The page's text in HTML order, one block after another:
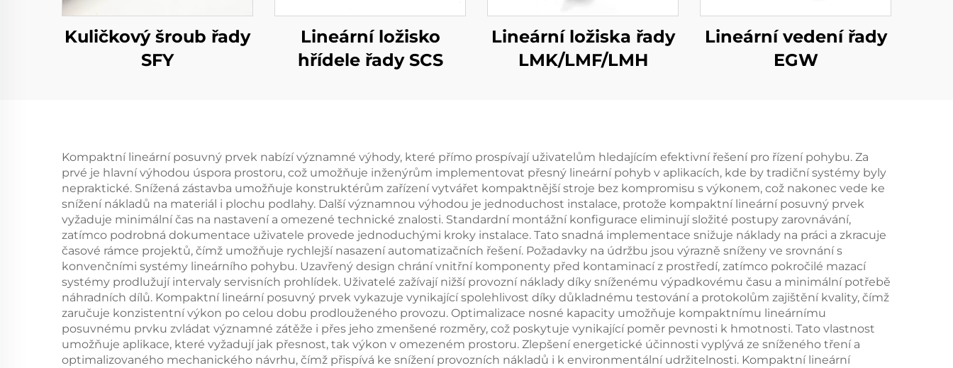
Kuličkový šroub řady
SFY
Lineární ložisko
hřídele řady SCS
Lineární ložiska řady
LMK/LMF/LMH
Lineární vedení řady
EGW
Kompaktní lineární posuvný prvek nabízí významné výhody, které přímo prospívají uživatelům hledajícím efektivní řešení pro řízení pohybu. Za
prvé je hlavní výhodou úspora prostoru, což umožňuje inženýrům implementovat přesný lineární pohyb v aplikacích, kde by tradiční systémy byly
nepraktické. Snížená zástavba umožňuje konstruktérům zařízení vytvářet kompaktnější stroje bez kompromisu s výkonem, což nakonec vede ke
snížení nákladů na materiál i plochu podlahy. Další významnou výhodou je jednoduchost instalace, protože kompaktní lineární posuvný prvek
vyžaduje minimální čas na nastavení a omezené technické znalosti. Standardní montážní konfigurace eliminují složité postupy zarovnávání,
zatímco podrobná dokumentace uživatele provede jednoduchými kroky instalace. Tato snadná implementace snižuje náklady na práci a zkracuje
časové rámce projektů, čímž umožňuje rychlejší nasazení automatizačních řešení. Požadavky na údržbu jsou výrazně sníženy ve srovnání s
konvenčními systémy lineárního pohybu. Uzavřený design chrání vnitřní komponenty před kontaminací z prostředí, zatímco pokročilé mazací
systémy prodlužují intervaly servisních prohlídek. Uživatelé zažívají nižší provozní náklady díky sníženému výpadkovému času a minimální potřebě
náhradních dílů. Kompaktní lineární posuvný prvek vykazuje vynikající spolehlivost díky důkladnému testování a protokolům zajištění kvality, čímž
zaručuje konzistentní výkon po celou dobu prodlouženého provozu. Optimalizace nosné kapacity umožňuje kompaktnímu lineárnímu
posuvnému prvku zvládat významné zátěže i přes jeho zmenšené rozměry, což poskytuje vynikající poměr pevnosti k hmotnosti. Tato vlastnost
umožňuje aplikace, které vyžadují jak přesnost, tak výkon v omezeném prostoru. Zlepšení energetické účinnosti vyplývá ze sníženého tření a
optimalizovaného mechanického návrhu, čímž přispívá ke snížení provozních nákladů i k environmentální udržitelnosti. Kompaktní lineární